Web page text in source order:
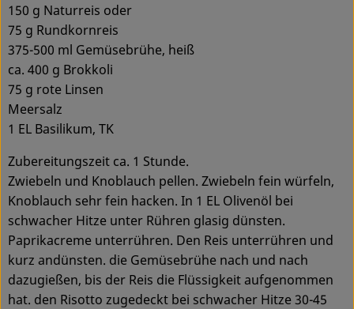
150 g Naturreis oder
75 g Rundkornreis
375-500 ml Gemüsebrühe, heiß
ca. 400 g Brokkoli
75 g rote Linsen
Meersalz
1 EL Basilikum, TK
Zubereitungszeit ca. 1 Stunde.
Zwiebeln und Knoblauch pellen. Zwiebeln fein würfeln,
Knoblauch sehr fein hacken. In 1 EL Olivenöl bei
schwacher Hitze unter Rühren glasig dünsten.
Paprikacreme unterrühren. Den Reis unterrühren und
kurz andünsten. die Gemüsebrühe nach und nach
dazugießen, bis der Reis die Flüssigkeit aufgenommen
hat. den Risotto zugedeckt bei schwacher Hitze 30-45